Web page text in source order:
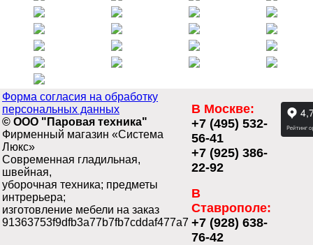
Форма согласия на обработку
персональных данных
© ООО "Паровая техника"
Фирменный магазин «Система
Люкс»
Современная гладильная,
швейная,
уборочная техника; предметы
интрерьера;
изготовление мебели на заказ
91363753f9dfb3a77b7fb7cddaf477a7
В Москве:
+7 (495) 532-
56-41
+7 (925) 386-
22-92
В
Ставрополе:
+7 (928) 638-
76-42